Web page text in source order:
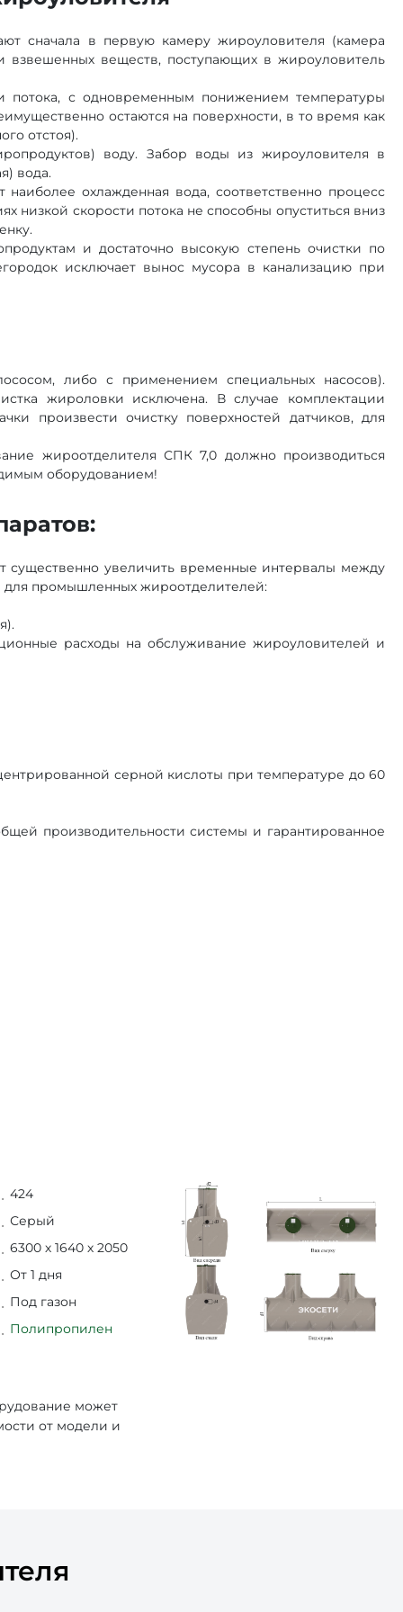
сначала в первую камеру жироуловителя (камера
взвешенных веществ, поступающих в жироуловитель
потока, с одновременным понижением температуры
остаются на поверхности, в то время как
отстоя).
воду. Забор воды из жироуловителя в
вода.
охлажденная вода, соответственно процесс
скорости потока не способны опуститься вниз
и достаточно высокую степень очистки по
исключает вынос мусора в канализацию при
либо с применением специальных насосов).
жироловки исключена. В случае комплектации
произвести очистку поверхностей датчиков, для
жироотделителя СПК 7,0 должно производиться
оборудованием!
существенно увеличить временные интервалы между
для промышленных жироотделителей:
расходы на обслуживание жироуловителей и
серной кислоты при температуре до 60
производительности системы и гарантированное
424
Серый
6300 х 1640 х 2050
От 1 дня
Под газон
Полипропилен
может
от модели и